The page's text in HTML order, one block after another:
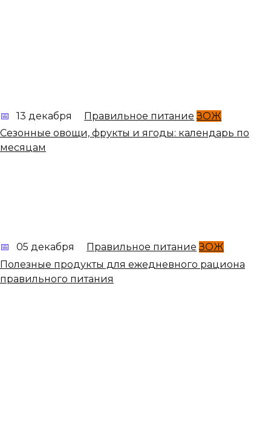
13 декабря Правильное питание ЗОЖ
Сезонные овощи, фрукты и ягоды: календарь по
месяцам
05 декабря Правильное питание ЗОЖ
Полезные продукты для ежедневного рациона
правильного питания